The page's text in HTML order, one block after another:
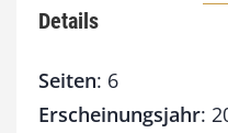
Details
Seiten: 6
Erscheinungsjahr: